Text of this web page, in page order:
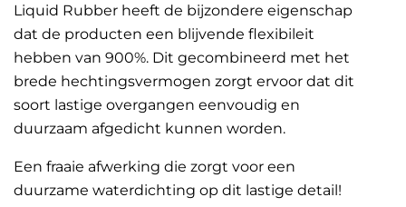
Liquid Rubber heeft de bijzondere eigenschap
dat de producten een blijvende flexibileit
hebben van 900%. Dit gecombineerd met het
brede hechtingsvermogen zorgt ervoor dat dit
soort lastige overgangen eenvoudig en
duurzaam afgedicht kunnen worden.
Een fraaie afwerking die zorgt voor een
duurzame waterdichting op dit lastige detail!